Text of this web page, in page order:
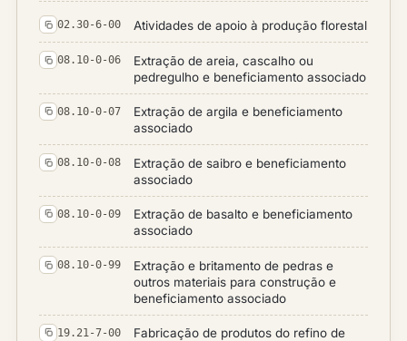
02.30-6-00 Atividades de apoio à produção florestal
08.10-0-06
Extração de areia, cascalho ou
pedregulho e beneficiamento associado
08.10-0-07
Extração de argila e beneficiamento
associado
08.10-0-08
Extração de saibro e beneficiamento
associado
08.10-0-09
Extração de basalto e beneficiamento
associado
08.10-0-99
Extração e britamento de pedras e
outros materiais para construção e
beneficiamento associado
19.21-7-00
Fabricação de produtos do refino de